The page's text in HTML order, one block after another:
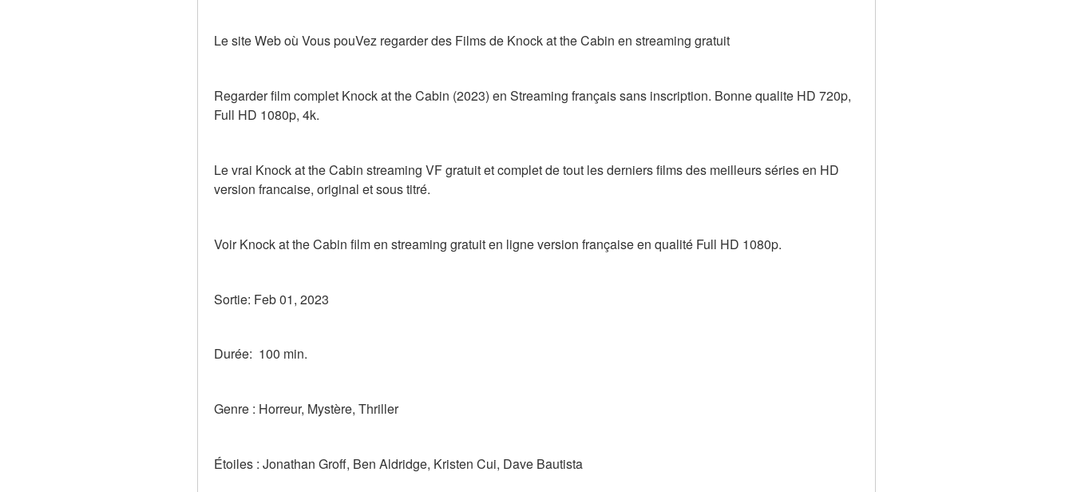
Le site Web où Vous pouVez regarder des Films de Knock at the Cabin en streaming gratuit
Regarder film complet Knock at the Cabin (2023) en Streaming français sans inscription. Bonne qualite HD 720p,
Full HD 1080p, 4k.
Le vrai Knock at the Cabin streaming VF gratuit et complet de tout les derniers films des meilleurs séries en HD
version francaise, original et sous titré.
Voir Knock at the Cabin film en streaming gratuit en ligne version française en qualité Full HD 1080p.
Sortie: Feb 01, 2023
Durée:  100 min.
Genre : Horreur, Mystère, Thriller
Étoiles : Jonathan Groff, Ben Aldridge, Kristen Cui, Dave Bautista